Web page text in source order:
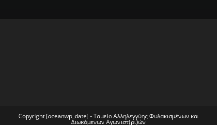
Copyright [oceanwp_date] - Ταμείο Αλληλεγγύης Φυλακισμένων και
Διωκόμενων Αγωνιστ(ρι)ών